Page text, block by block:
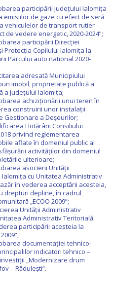
participării Județului Ialomiţa
emisiilor de gaze cu efect de seră
vehiculelor de transport rutier
vedere energetic, 2020-2024”;
participării Direcţiei
Protecţia Copilului Ialomiţa la
Parcului auto national 2020-
adresată Municipiului
imobil, proprietate publică a
a Județului Ialomița;
achiziționării unui teren în
construirii unor instalații
Gestionare a Deșeurilor;
Hotărârii Consiliului
privind reglementarea
aflate în domeniul public al
activităților din domeniul
ulterioare;
asocierii Unității
cu Unitatea Administrativ
în vederea acceptării acesteia,
drepturi depline, în cadrul
„ECOO 2009”;
Unității Administrativ
Administrativ Teritorială
participării acesteia la
documentației tehnico-
indicatori tehnico –
„Modernizare drum
– Rădulești”.